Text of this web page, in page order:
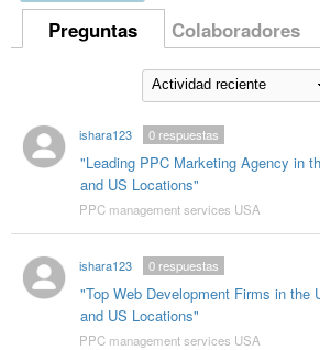
Preguntas Colaboradores
ishara123
"Leading PPC Marketing Agency in
and US Locations"
0respuestas
PPC management services USA
ishara123
"Top Web Development Firms in the
and US Locations"
0respuestas
PPC management services USA